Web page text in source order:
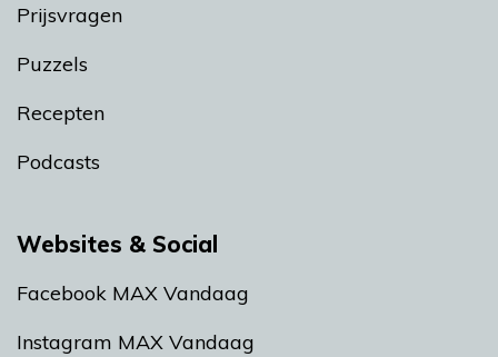
Prijsvragen
Puzzels
Recepten
Podcasts
Websites & Social
Facebook MAX Vandaag
Instagram MAX Vandaag